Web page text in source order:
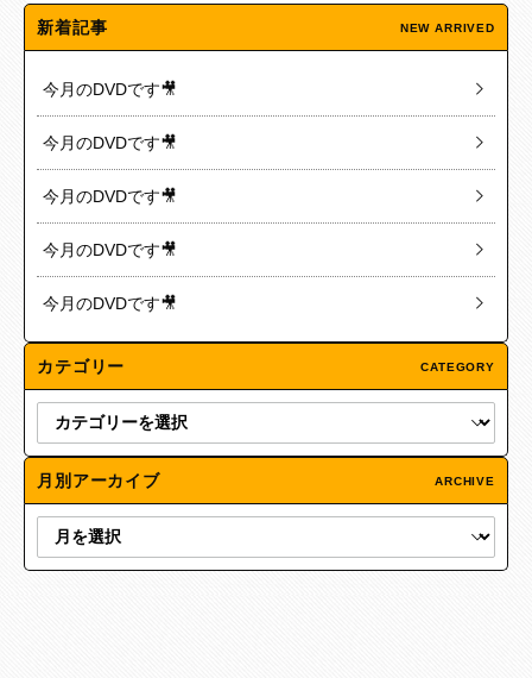
新着記事 NEW ARRIVED
今月のDVDです🎥
今月のDVDです🎥
今月のDVDです🎥
今月のDVDです🎥
今月のDVDです🎥
カテゴリー CATEGORY
月別アーカイブ ARCHIVE